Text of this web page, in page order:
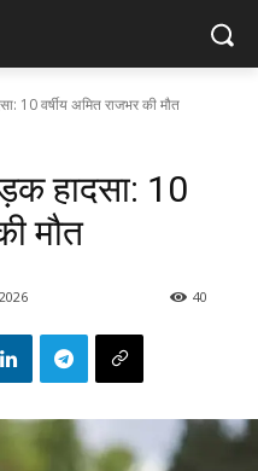
10 वर्षीय अमित राजभर की मौत
हादसा: 10
मौत
40